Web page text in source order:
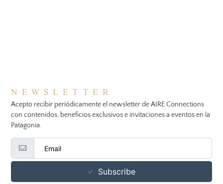
NEWSLETTER
Acepto recibir periódicamente el newsletter de AIRE Connections
con contenidos, beneficios exclusivos e invitaciones a eventos en la
Patagonia.
Subscribe